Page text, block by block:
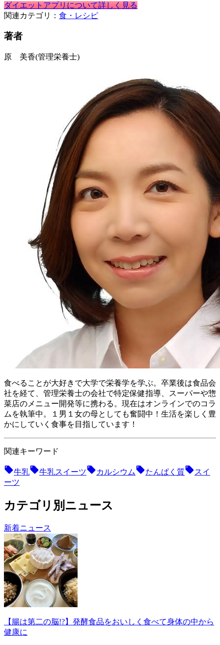
ダイエットアプリについて詳しく見る
関連カテゴリ： 食・レシピ
著者
原 美香(管理栄養士)
食べることが大好きで大学で栄養学を学ぶ。卒業後は食品会
社を経て、管理栄養士の会社で特定保健指導、スーパーや惣
菜店のメニュー開発等に携わる。現在はオンラインでのコラ
ムを執筆中。１男１女の母としても奮闘中！ 生活を楽しく豊
かにしていく食事を目指しています！
関連キーワード
牛乳 牛乳スイーツ カルシウム たんぱく質
スイ
ーツ
カテゴリ別ニュース
新着ニュース
【腸は第二の脳!?】発酵食品をおいしく食べて身体の中から
健康に